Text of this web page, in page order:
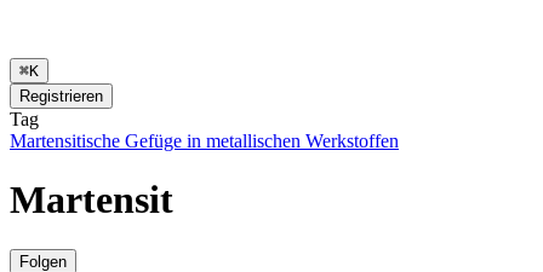
⌘K
Registrieren
Tag
Martensitische Gefüge in metallischen Werkstoffen
Martensit
Folgen